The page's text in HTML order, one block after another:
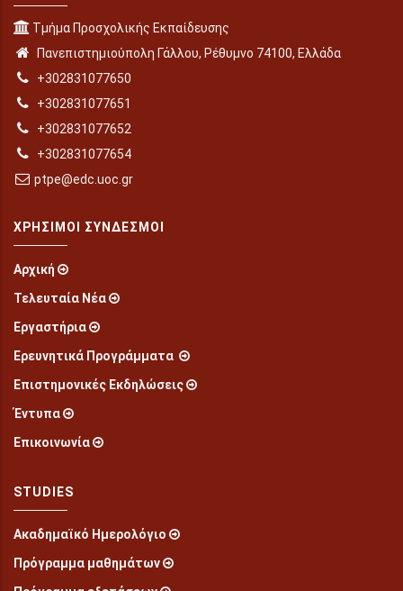
Τμήμα Προσχολικής Εκπαίδευσης
Πανεπιστημιούπολη Γάλλου, Ρέθυμνο 74100, Ελλάδα
+302831077650
+302831077651
+302831077652
+302831077654
ptpe@edc.uoc.gr
ΧΡΉΣΙΜΟΙ ΣΎΝΔΕΣΜΟΙ
Αρχική
Τελευταία Νέα
Εργαστήρια
Ερευνητικά Προγράμματα
Επιστημονικές Εκδηλώσεις
Έντυπα
Επικοινωνία
STUDIES
Ακαδημαϊκό Ημερολόγιο
Πρόγραμμα μαθημάτων